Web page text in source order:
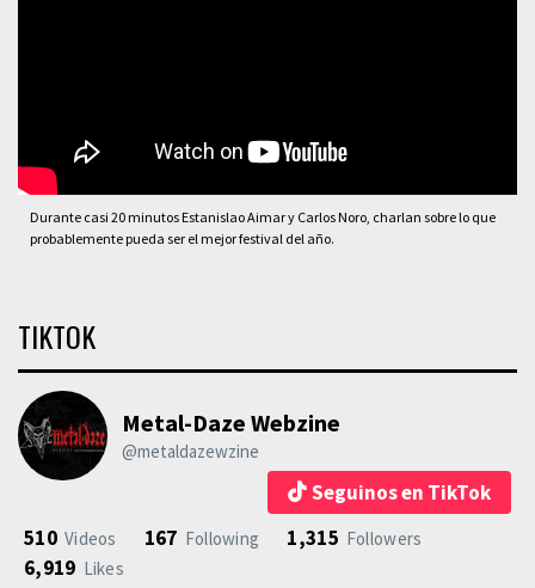
Durante casi 20 minutos Estanislao Aimar y Carlos Noro, charlan sobre lo que
probablemente pueda ser el mejor festival del año.
TIKTOK
Metal-Daze Webzine
@metaldazewzine
Seguinos en TikTok
510 Videos 167 Following 1,315 Followers
6,919 Likes